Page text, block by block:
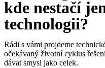
kde nestačí
technologii?
Rádi s vámi projdeme
očekávaný životní cyklus
dávat smysl jako celek.